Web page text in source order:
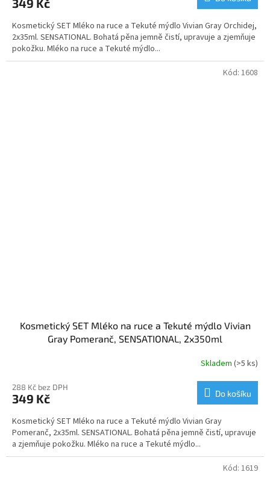
349 Kč
Kosmetický SET Mléko na ruce a Tekuté mýdlo Vivian Gray Orchidej,
2x35ml. SENSATIONAL. Bohatá pěna jemně čistí, upravuje a zjemňuje
pokožku. Mléko na ruce a Tekuté mýdlo...
Kosmetický SET Mléko na ruce a Tekuté mýdlo Vivian
Gray Pomeranč, SENSATIONAL, 2x350ml
Skladem (>5 ks)
288 Kč bez DPH
349 Kč Do košíku
Kosmetický SET Mléko na ruce a Tekuté mýdlo Vivian Gray
Pomeranč, 2x35ml. SENSATIONAL. Bohatá pěna jemně čistí, upravuje
a zjemňuje pokožku. Mléko na ruce a Tekuté mýdlo...
Kód: 1608
Kód: 1619